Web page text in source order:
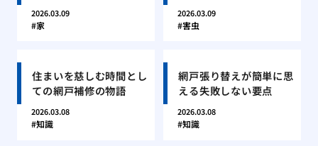
2026.03.09
家
2026.03.09
害虫
住まいを慈しむ時間とし
ての網戸補修の物語
2026.03.08
知識
網戸張り替えが簡単に思
える失敗しない要点
2026.03.08
知識